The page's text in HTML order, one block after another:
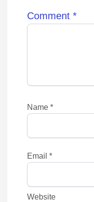
Comment *
Name *
Email *
Website